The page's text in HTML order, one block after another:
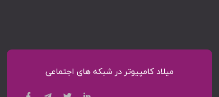
میلاد کامپیوتر در شبکه های اجتماعی